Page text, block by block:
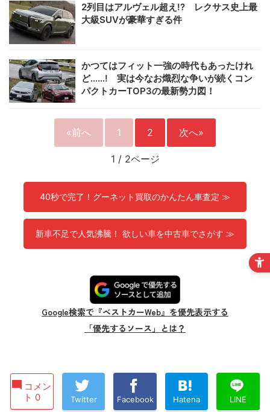
2列目はアルヴェル超え!? レクサス史上最
大級SUVが豪華すぎる件
かつてはフィット一強の時代もあったけれ
ど……! 実は今なお熾烈な争いが続くコン
パクトカーTOP3の最新勢力図！
«前へ 1 2 次へ»
1 / 2ページ
40秒で完了！グーネット買取のかんたん車査定 ≫
新車不足で人気沸騰！ 欲しい車を中古車でさがす ≫
Google検索で『ベストカーWeb』を優先表示する
「優先するソース」とは？
コメン
ト 0
Twitter Facebook Hatena LINE